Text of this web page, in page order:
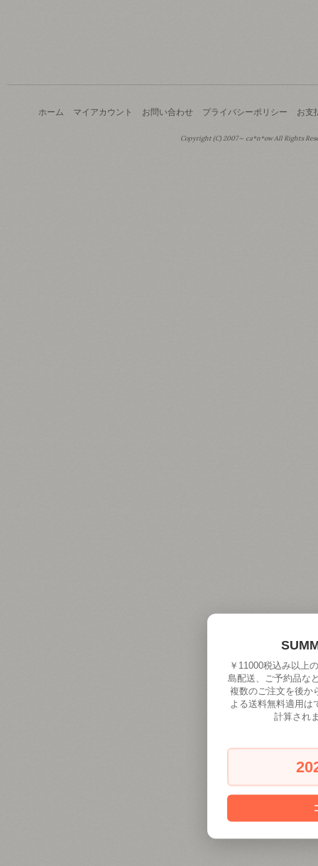
ホーム マイアカウント お問い合わせ プライバシーポリシー お支
Copyright (C) 2007～ ca*n*ow All Rights
￥11000税込み以上
島配送、ご予約品な
複数のご注文を後か
よる送料無料適用は
計算され